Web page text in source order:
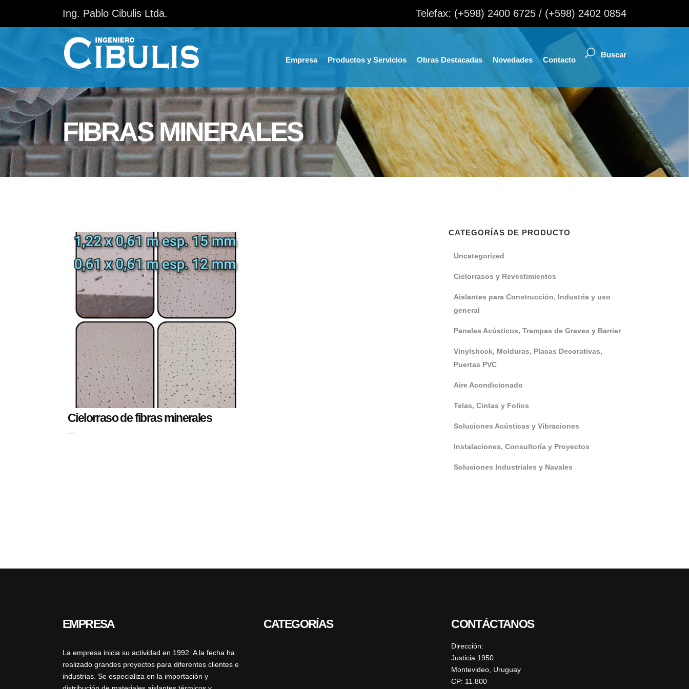
Ing. Pablo Cibulis Ltda. Telefax: (+598) 2400 6725 / (+598) 2402 0854
Empresa Productos y Servicios Obras Destacadas Novedades Contacto
FIBRAS MINERALES
Cielorraso de fibras minerales
CATEGORÍAS DE PRODUCTO
Uncategorized
Cielorrasos y Revestimientos
Aislantes para Construcción, Industria y uso
general
Paneles Acústicos, Trampas de Graves y Barrier
Vinylshock, Molduras, Placas Decorativas,
Puertas PVC
Aire Acondicionado
Telas, Cintas y Folios
Soluciones Acústicas y Vibraciones
Instalaciones, Consultoría y Proyectos
Soluciones Industriales y Navales
EMPRESA
La empresa inicia su actividad en 1992. A la fecha ha
realizado grandes proyectos para diferentes clientes e
industrias. Se especializa en la importación y
CATEGORÍAS CONTÁCTANOS
Dirección:
Justicia 1950
Montevideo, Uruguay
CP: 11.800